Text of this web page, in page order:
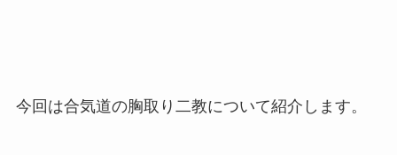
今回は合気道の胸取り二教について紹介します。